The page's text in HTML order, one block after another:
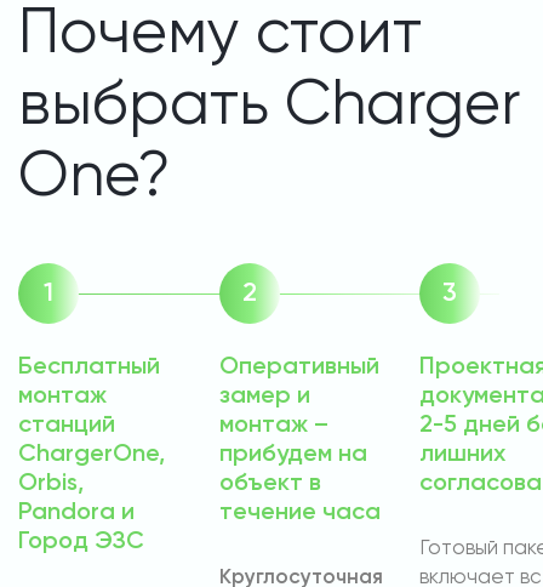
Почему стоит
выбрать Charger
One?
Бесплатный
монтаж
станций
ChargerOne,
Orbis,
Pandora и
Город ЭЗС
Оперативный
замер и
монтаж –
прибудем на
объект в
течение часа
Круглосуточная
2-5 дней
лишних
Готовый
включает